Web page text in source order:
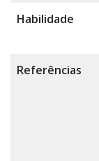
Habilidade
Referências